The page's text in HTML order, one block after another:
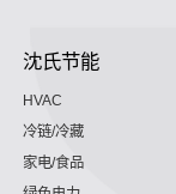
沈氏节能
HVAC
冷链/冷藏
家电/食品